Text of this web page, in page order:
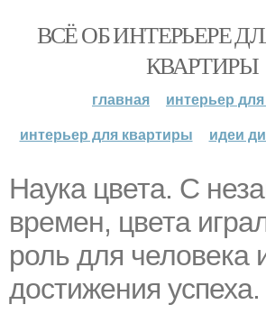
ВСЁ ОБ ИНТЕРЬЕРЕ
КВАРТИРЫ
главная
интерьер
интерьер для квартиры
идеи
Наука цвета. С
времен, цвета
роль для человека
достижения успеха.